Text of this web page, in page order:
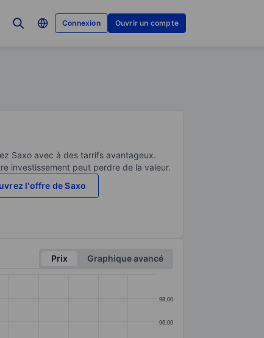
Connexion Ouvrir un compte
Saxo avec à des tarrifs avantageux.
investissement peut perdre de la valeur.
l'offre de Saxo
Prix
Graphique avancé
96,00
98,00